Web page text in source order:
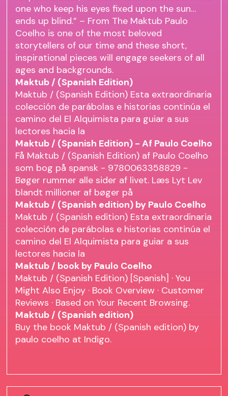
one who keep his eyes fixed upon the sun…
ends up blind.” – From The Maktub Paulo
Coelho is one of the most beloved
storytellers of our time and these short,
inspirational pieces will engage seekers of all
ages and backgrounds.
Maktub / (Spanish Edition)
Maktub / (Spanish Edition) Esta extraordinaria
colección de parábolas e historias continúa el
camino del El Alquimista para guiar a sus
lectores hacia la
Maktub / (Spanish Edition) - Af Paulo Coelho
Få Maktub / (Spanish Edition) af Paulo Coelho
som bog på spansk - 9780063358829 -
Bøger rummer alle sider af livet. Læs Lyt Lev
blandt millioner af bøger på
Maktub / (Spanish edition) by Paulo Coelho
Maktub / (Spanish edition) Esta extraordinaria
colección de parábolas e historias continúa el
camino del El Alquimista para guiar a sus
lectores hacia la
Maktub / book by Paulo Coelho
Maktub / (Spanish Edition) [Spanish] · You
Might Also Enjoy · Book Overview · Customer
Reviews · Based on Your Recent Browsing.
Maktub / (Spanish edition)
Buy the book Maktub / (Spanish edition) by
paulo coelho at Indigo.